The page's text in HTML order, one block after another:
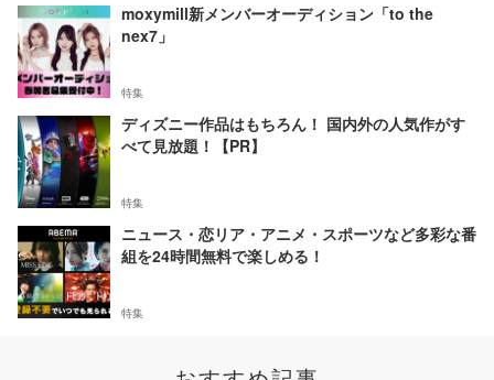
moxymill新メンバーオーディション「to the
nex7」
特集
ディズニー作品はもちろん！ 国内外の人気作がす
べて見放題！【PR】
特集
ニュース・恋リア・アニメ・スポーツなど多彩な番
組を24時間無料で楽しめる！
特集